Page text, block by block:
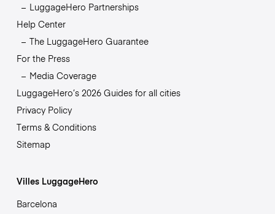
LuggageHero Partnerships
Help Center
The LuggageHero Guarantee
For the Press
Media Coverage
LuggageHero’s 2026 Guides for all cities
Privacy Policy
Terms & Conditions
Sitemap
Villes LuggageHero
Barcelona